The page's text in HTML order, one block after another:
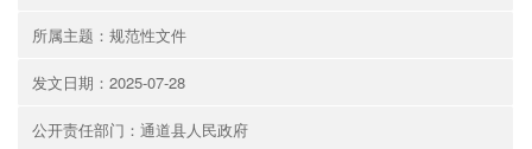
所属主题：规范性文件
发文日期：2025-07-28
公开责任部门：通道县人民政府